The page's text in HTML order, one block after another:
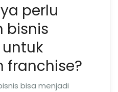
perlu
bisnis
franchise?
bisa menjadi